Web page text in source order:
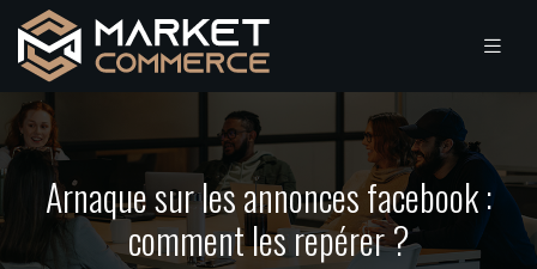
Arnaque sur les annonces facebook :
comment les repérer ?